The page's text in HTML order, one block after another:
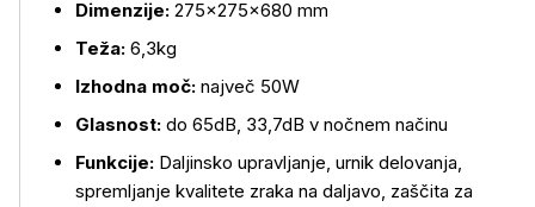
Dimenzije: 275×275×680 mm
Teža: 6,3kg
Izhodna moč: največ 50W
Glasnost: do 65dB, 33,7dB v nočnem načinu
Funkcije: Daljinsko upravljanje, urnik delovanja,
spremljanje kvalitete zraka na daljavo, zaščita za